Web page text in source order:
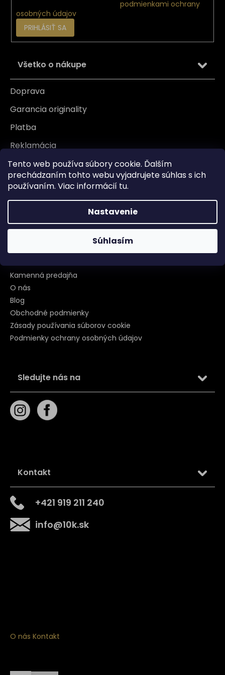
Tento web používa súbory cookie. Ďalším
prechádzaním tohto webu vyjadrujete súhlas s ich
používaním. Viac informácií tu.
Nastavenie
Súhlasím
podmienkami ochrany
osobných údajov
PRIHLÁSIŤ SA
Všetko o nákupe
Doprava
Garancia originality
Platba
Reklamácia
Tabuľka veľkosti
Vrátenie/ Výmena
Záruka
Kamenná predajňa
O nás
Blog
Obchodné podmienky
Zásady používania súborov cookie
Podmienky ochrany osobných údajov
Sledujte nás na
Kontakt
info@10k.sk
+421 919 211 240
O nás Kontakt